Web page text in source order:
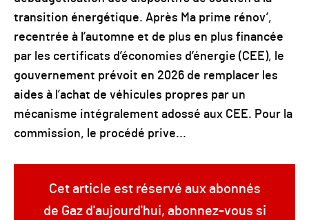
transition énergétique. Après Ma prime rénov’,
recentrée à l’automne et de plus en plus financée
par les certificats d’économies d’énergie (CEE), le
gouvernement prévoit en 2026 de remplacer les
aides à l’achat de véhicules propres par un
mécanisme intégralement adossé aux CEE. Pour la
commission, le procédé prive...
Cet article est réservé aux abonnés
de Gaz d'aujourd'hui, abonnez-vous si